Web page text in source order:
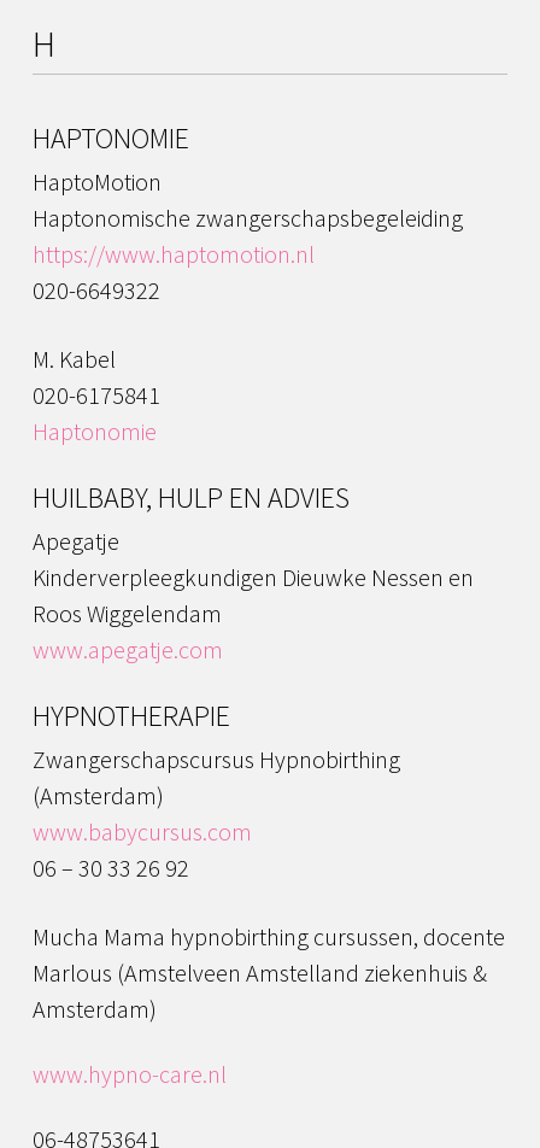
H
HAPTONOMIE
HaptoMotion
Haptonomische zwangerschapsbegeleiding
https://www.haptomotion.nl
020-6649322
M. Kabel
020-6175841
Haptonomie
HUILBABY, HULP EN ADVIES
Apegatje
Kinderverpleegkundigen Dieuwke Nessen en
Roos Wiggelendam
www.apegatje.com
HYPNOTHERAPIE
Zwangerschapscursus Hypnobirthing
(Amsterdam)
www.babycursus.com
06 – 30 33 26 92
Mucha Mama hypnobirthing cursussen, docente
Marlous (Amstelveen Amstelland ziekenhuis &
Amsterdam)
www.hypno-care.nl
06-48753641